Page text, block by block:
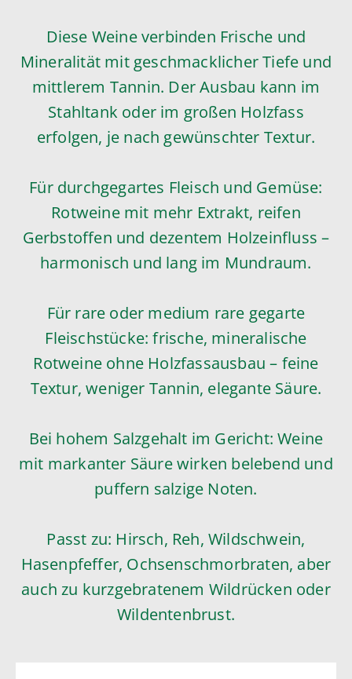
Diese Weine verbinden Frische und
Mineralität mit geschmacklicher Tiefe und
mittlerem Tannin. Der Ausbau kann im
Stahltank oder im großen Holzfass
erfolgen, je nach gewünschter Textur.
Für durchgegartes Fleisch und Gemüse:
Rotweine mit mehr Extrakt, reifen
Gerbstoffen und dezentem Holzeinfluss –
harmonisch und lang im Mundraum.
Für rare oder medium rare gegarte
Fleischstücke: frische, mineralische
Rotweine ohne Holzfassausbau – feine
Textur, weniger Tannin, elegante Säure.
Bei hohem Salzgehalt im Gericht: Weine
mit markanter Säure wirken belebend und
puffern salzige Noten.
Passt zu: Hirsch, Reh, Wildschwein,
Hasenpfeffer, Ochsenschmorbraten, aber
auch zu kurzgebratenem Wildrücken oder
Wildentenbrust.